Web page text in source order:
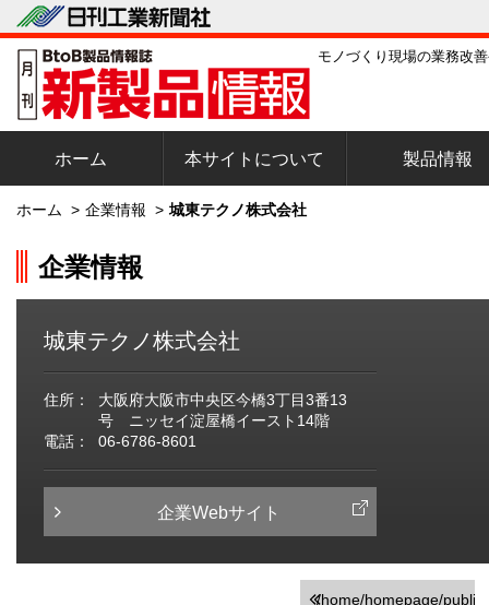
モノづくり現場の業務改
ホーム 本サイトについて 製品情報
ホーム > 企業情報 > 城東テクノ株式会社
企業情報
城東テクノ株式会社
住所：
大阪府大阪市中央区今橋3丁目3番13
号 ニッセイ淀屋橋イースト14階
電話：
06-6786-8601
企業Webサイト
/home/homepage/